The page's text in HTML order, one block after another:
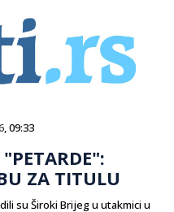
, 09:33
ZA TITULU
su Široki Brijeg u utakmici u